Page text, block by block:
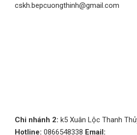
cskh.bepcuongthinh@gmail.com
Chi nhánh 2: k5 Xuân Lộc Thanh
Hotline: 0866548338 Email: